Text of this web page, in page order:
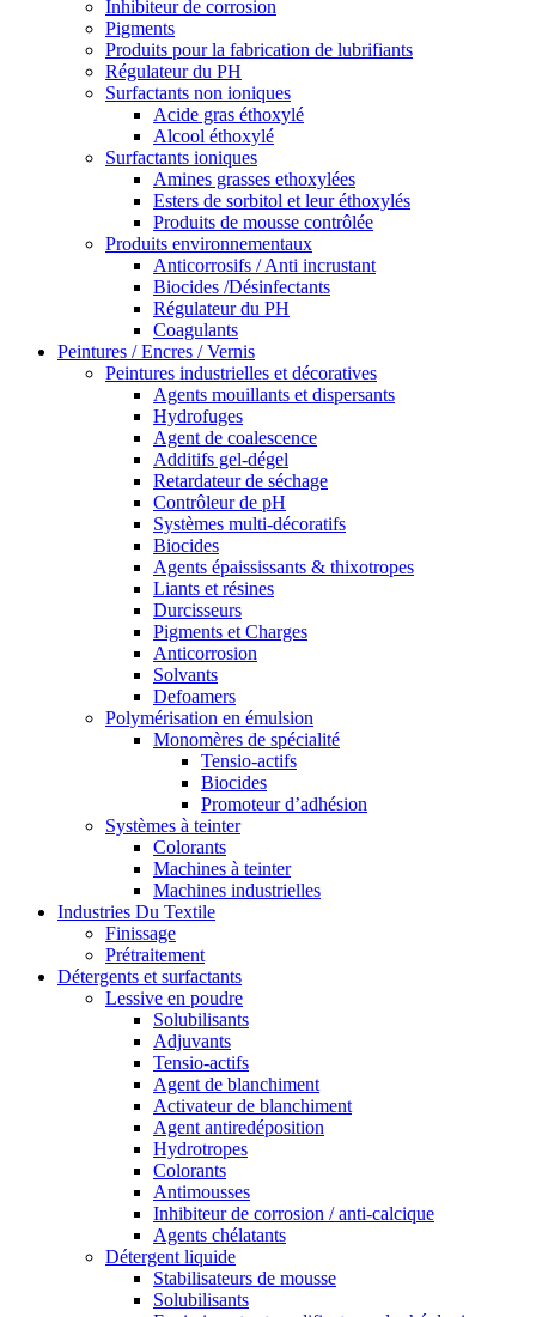
Inhibiteur de corrosion
Pigments
Produits pour la fabrication de lubrifiants
Régulateur du PH
Surfactants non ioniques
Acide gras éthoxylé
Alcool éthoxylé
Surfactants ioniques
Amines grasses ethoxylées
Esters de sorbitol et leur éthoxylés
Produits de mousse contrôlée
Produits environnementaux
Anticorrosifs / Anti incrustant
Biocides /Désinfectants
Régulateur du PH
Coagulants
Peintures / Encres / Vernis
Peintures industrielles et décoratives
Agents mouillants et dispersants
Hydrofuges
Agent de coalescence
Additifs gel-dégel
Retardateur de séchage
Contrôleur de pH
Systèmes multi-décoratifs
Biocides
Agents épaississants & thixotropes
Liants et résines
Durcisseurs
Pigments et Charges
Anticorrosion
Solvants
Defoamers
Polymérisation en émulsion
Monomères de spécialité
Tensio-actifs
Biocides
Promoteur d’adhésion
Systèmes à teinter
Colorants
Machines à teinter
Machines industrielles
Industries Du Textile
Finissage
Prétraitement
Détergents et surfactants
Lessive en poudre
Solubilisants
Adjuvants
Tensio-actifs
Agent de blanchiment
Activateur de blanchiment
Agent antiredéposition
Hydrotropes
Colorants
Antimousses
Inhibiteur de corrosion / anti-calcique
Agents chélatants
Détergent liquide
Stabilisateurs de mousse
Solubilisants